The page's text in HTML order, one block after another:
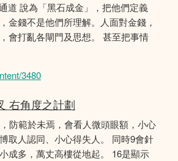
道 說為「黑石成金」，把他們定義
金錢不是他們所理解。人面對金錢，
會打亂各閘門及思想。 甚至把事情
3480
右角度之計劃
防範於未焉，會看人微頭眼額，小心
取人認同、小心得失人。 同時9會針
成多，萬丈高樓從地起。 16是顯示